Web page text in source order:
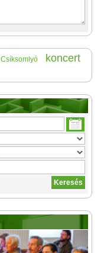
Csíksomlyó koncert